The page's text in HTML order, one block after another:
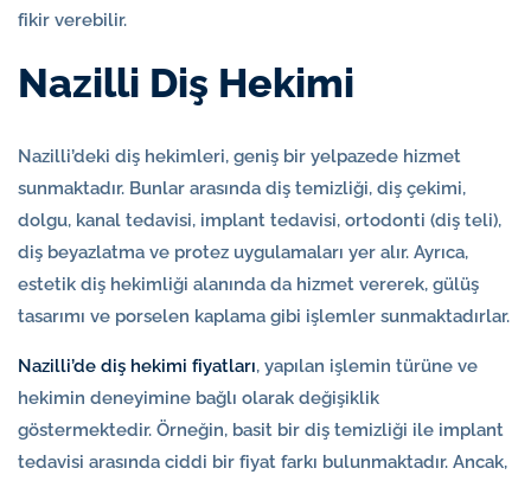
fikir verebilir.
Nazilli Diş Hekimi
Nazilli’deki diş hekimleri, geniş bir yelpazede hizmet
sunmaktadır. Bunlar arasında diş temizliği, diş çekimi,
dolgu, kanal tedavisi, implant tedavisi, ortodonti (diş teli),
diş beyazlatma ve protez uygulamaları yer alır. Ayrıca,
estetik diş hekimliği alanında da hizmet vererek, gülüş
tasarımı ve porselen kaplama gibi işlemler sunmaktadırlar.
Nazilli’de diş hekimi fiyatları, yapılan işlemin türüne ve
hekimin deneyimine bağlı olarak değişiklik
göstermektedir. Örneğin, basit bir diş temizliği ile implant
tedavisi arasında ciddi bir fiyat farkı bulunmaktadır. Ancak,